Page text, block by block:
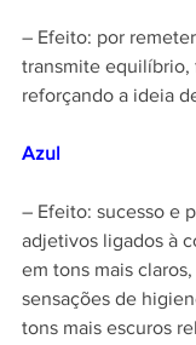
– Efeito: por
transmite equilíbrio,
reforçando a ideia
Azul
– Efeito: sucesso e
adjetivos ligados à
em tons mais
sensações de
tons mais escuros